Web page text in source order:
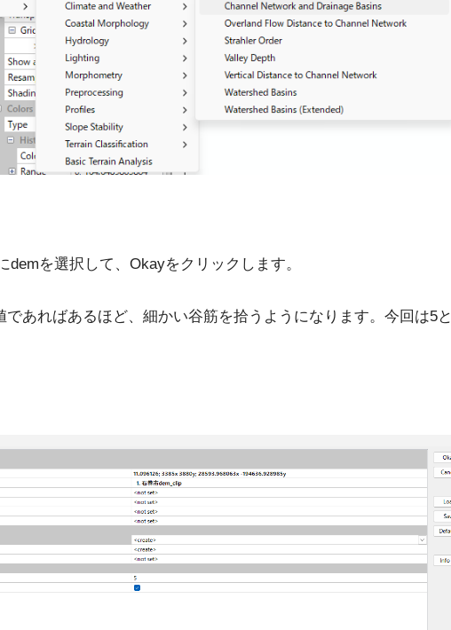
demを選択して、Okayをクリックします。
であればあるほど、細かい谷筋を拾うようになります。今回は5と